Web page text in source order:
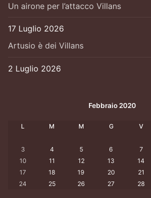
Un airone per l’attacco Villans
17 Luglio 2026
Artusio è dei Villans
2 Luglio 2026
Febbraio 2020
L M M G V
3
4 5 6 7
10
11 12 13 14
17
18 19 20 21
24
25 26 27 28